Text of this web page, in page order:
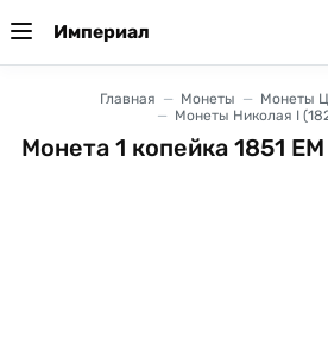
Империал
Главная Монеты
Монеты
Монеты Николая I
Монета 1 копейка 1851 ЕМ